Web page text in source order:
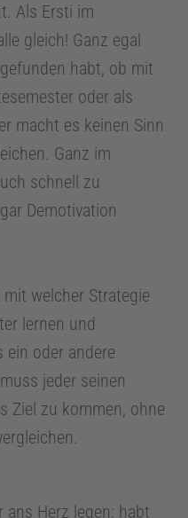
Als Ersti im
gleich! Ganz egal
habt, ob mit
oder als
macht es keinen Sinn
Ganz im
schnell zu
Demotivation
welcher Strategie
lernen und
ein oder andere
jeder seinen
Ziel zu kommen, ohne
ans Herz legen: habt